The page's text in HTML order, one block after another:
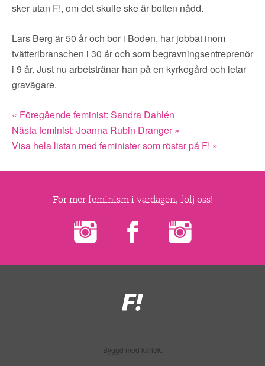
sker utan F!, om det skulle ske är botten nådd.
Lars Berg är 50 år och bor i Boden, har jobbat inom
tvätteribranschen i 30 år och som begravningsentreprenör
i 9 år. Just nu arbetstränar han på en kyrkogård och letar
gravägare.
« Föregående feminist: Sandra Dahlén
Nästa feminist: Joanna Rubin Dranger »
Visa hela listan med feminister som röstar på F! »
För mer feminism i vardagen, följ oss!
Feministiskt
initiativ
Byggd med kärlek.